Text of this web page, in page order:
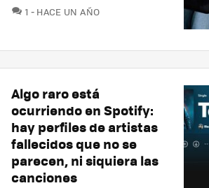
1 COMENTARIOS
HACE UN AÑO
Algo raro está
ocurriendo en Spotify:
hay perfiles de artistas
fallecidos que no se
parecen, ni siquiera las
canciones